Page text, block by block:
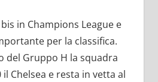
in Champions League e
per la classifica.
del Gruppo H la squadra
Chelsea e resta in vetta al